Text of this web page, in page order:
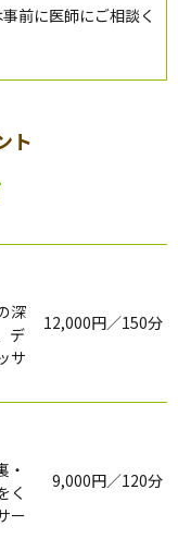
前に医師にご相談く
ト
深
デ
サ
12,000円／150分
・
く
ー
9,000円／120分